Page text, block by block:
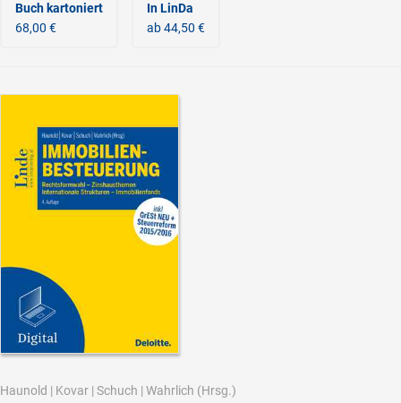
Buch kartoniert
68,00 €
In LinDa
ab 44,50 €
Haunold | Kovar | Schuch | Wahrlich (Hrsg.)